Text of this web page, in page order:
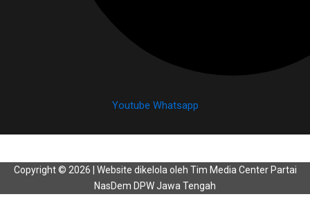
Youtube Whatsapp
Copyright © 2026 | Website dikelola oleh Tim Media Center Partai
NasDem DPW Jawa Tengah